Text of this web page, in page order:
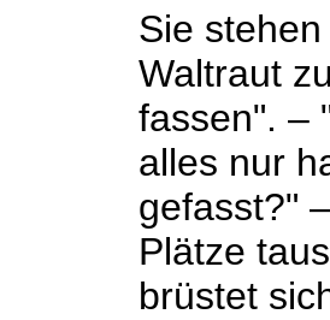
Sie
Waltraut
fassen". –
alles nur
gefasst?"
Plätze
brüstet